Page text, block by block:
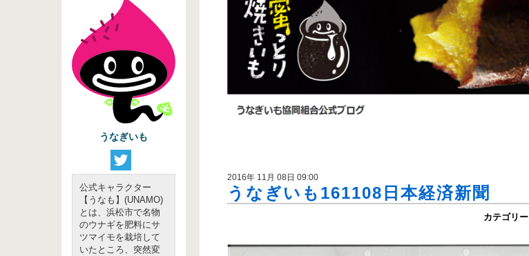
うなぎいも
公式キャラクター
【うなも】(UNAMO)
とは、浜松市で名物
のウナギを肥料にサ
ツマイモを栽培して
いたところ、突然変
2016年 11月 08日 09:00
うなぎいも161108日本経済新聞
カテゴリー